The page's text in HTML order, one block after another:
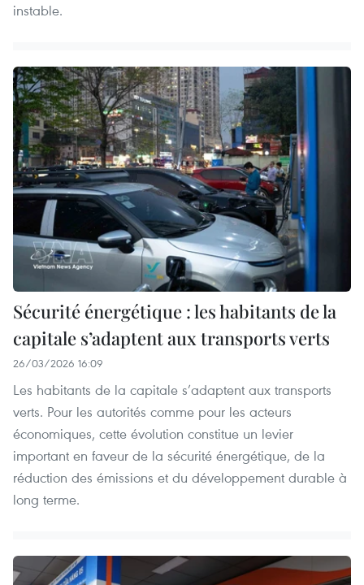
instable.
Sécurité énergétique : les habitants de la
capitale s’adaptent aux transports verts
26/03/2026 16:09
Les habitants de la capitale s’adaptent aux transports
verts. Pour les autorités comme pour les acteurs
économiques, cette évolution constitue un levier
important en faveur de la sécurité énergétique, de la
réduction des émissions et du développement durable à
long terme.